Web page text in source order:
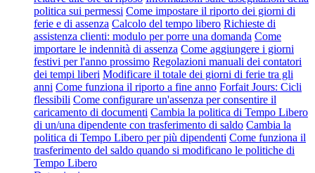
politica sui permessi Come impostare il riporto dei giorni di
ferie e di assenza Calcolo del tempo libero Richieste di
assistenza clienti: modulo per porre una domanda Come
importare le indennità di assenza Come aggiungere i giorni
festivi per l'anno prossimo Regolazioni manuali dei contatori
dei tempi liberi Modificare il totale dei giorni di ferie tra gli
anni Come funziona il riporto a fine anno Forfait Jours: Cicli
flessibili Come configurare un'assenza per consentire il
caricamento di documenti Cambia la politica di Tempo Libero
di un/una dipendente con trasferimento di saldo Cambia la
politica di Tempo Libero per più dipendenti Come funziona il
trasferimento del saldo quando si modificano le politiche di
Tempo Libero